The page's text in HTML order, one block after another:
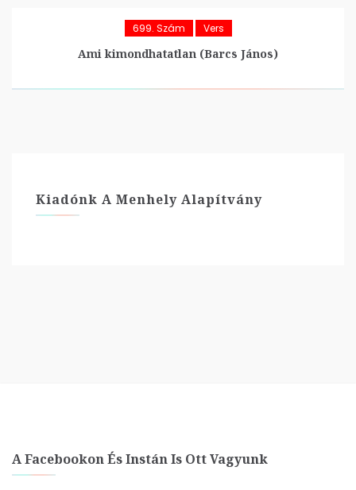
699. Szám Vers
Ami kimondhatatlan (Barcs János)
Kiadónk A Menhely Alapítvány
A Facebookon És Instán Is Ott Vagyunk